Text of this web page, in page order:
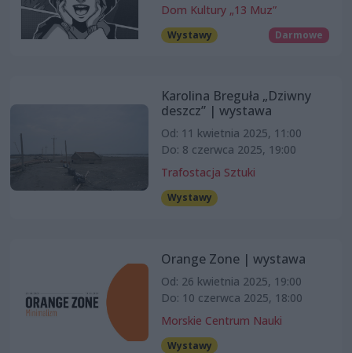
Dom Kultury „13 Muz”
Wystawy Darmowe
Karolina Breguła „Dziwny
deszcz” | wystawa
Od: 11 kwietnia 2025, 11:00
Do: 8 czerwca 2025, 19:00
Trafostacja Sztuki
Wystawy
Orange Zone | wystawa
Od: 26 kwietnia 2025, 19:00
Do: 10 czerwca 2025, 18:00
Morskie Centrum Nauki
Wystawy